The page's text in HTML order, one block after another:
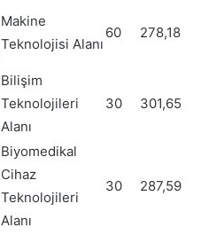
Makine
Teknolojisi Alanı
60 278,18
Bilişim
Teknolojileri
Alanı
30 301,65
Biyomedikal
Cihaz
Teknolojileri
Alanı
30 287,59